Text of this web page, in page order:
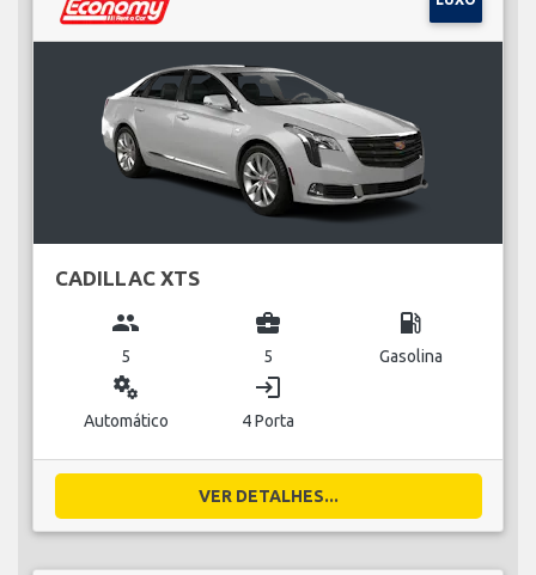
CADILLAC XTS
group
5
business_center
5
local_gas_station
Gasolina
miscellaneous_services
Automático
login
4 Porta
VER DETALHES...